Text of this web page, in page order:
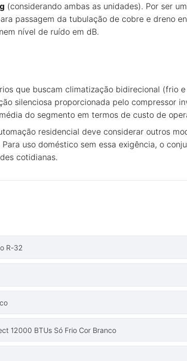
(considerando ambas as unidades). Por ser
passagem da tubulação de cobre e dreno
nível de ruído em dB.
que buscam climatização bidirecional (frio
silenciosa proporcionada pelo compressor
do segmento em termos de custo de
residencial deve considerar outros
uso doméstico sem essa exigência, o
cotidianas.
R-32
12000 BTUs Só Frio Cor Branco